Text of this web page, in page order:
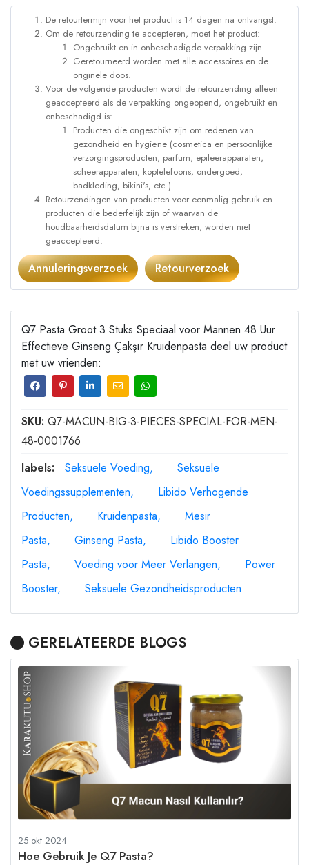
De retourtermijn voor het product is 14 dagen na ontvangst.
Om de retourzending te accepteren, moet het product:
Ongebruikt en in onbeschadigde verpakking zijn.
Geretourneerd worden met alle accessoires en de
originele doos.
Voor de volgende producten wordt de retourzending alleen
geaccepteerd als de verpakking ongeopend, ongebruikt en
onbeschadigd is:
Producten die ongeschikt zijn om redenen van
gezondheid en hygiëne (cosmetica en persoonlijke
verzorgingsproducten, parfum, epileerapparaten,
scheerapparaten, koptelefoons, ondergoed,
badkleding, bikini's, etc.)
Retourzendingen van producten voor eenmalig gebruik en
producten die bederfelijk zijn of waarvan de
houdbaarheidsdatum bijna is verstreken, worden niet
geaccepteerd.
Annuleringsverzoek Retourverzoek
Q7 Pasta Groot 3 Stuks Speciaal voor Mannen 48 Uur
Effectieve Ginseng Çakşır Kruidenpasta deel uw product
met uw vrienden:
SKU: Q7-MACUN-BIG-3-PIECES-SPECIAL-FOR-MEN-
48-0001766
labels:
Seksuele Voeding
Seksuele
Voedingssupplementen
Libido Verhogende
Producten
Kruidenpasta
Mesir
Pasta
Ginseng Pasta
Libido Booster
Pasta
Voeding voor Meer Verlangen
Power
Booster
Seksuele Gezondheidsproducten
GERELATEERDE BLOGS
25 okt 2024
Hoe Gebruik Je Q7 Pasta?